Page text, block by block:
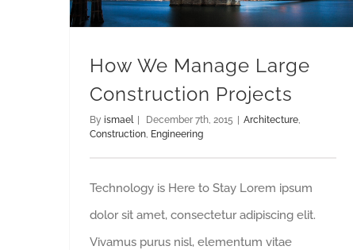
How We Manage Large
Construction Projects
By ismael | December 7th, 2015 | Architecture,
Construction, Engineering
Technology is Here to Stay Lorem ipsum
dolor sit amet, consectetur adipiscing elit.
Vivamus purus nisl, elementum vitae